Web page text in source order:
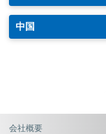
中国
会社概要